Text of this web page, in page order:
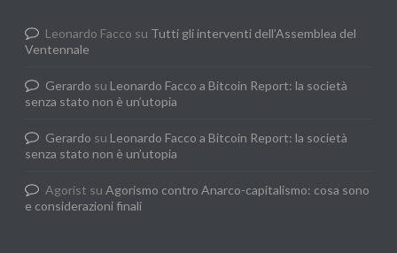
Leonardo Facco su Tutti gli interventi dell’Assemblea del
Ventennale
Gerardo su Leonardo Facco a Bitcoin Report: la società
senza stato non è un’utopia
Gerardo su Leonardo Facco a Bitcoin Report: la società
senza stato non è un’utopia
Agorist suAgorismo contro Anarco-capitalismo: cosa sono
e considerazioni finali